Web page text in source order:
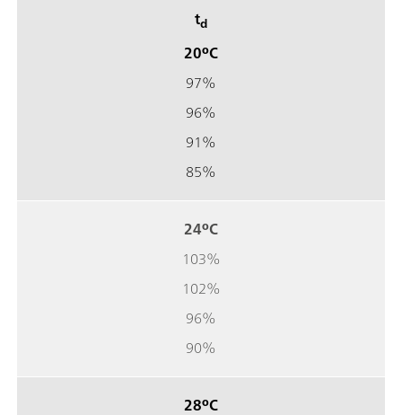
td
20ºC
97%
96%
91%
85%
24ºC
103%
102%
96%
90%
28ºC